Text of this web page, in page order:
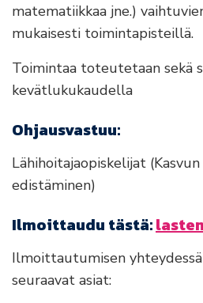
matematiikkaa jne.)
mukaisesti toimintapisteillä.
Toimintaa toteutetaan sekä
kevätlukukaudella
Ohjausvastuu:
Lähihoitajaopiskelijat
edistäminen)
Ilmoittaudu tästä:
Ilmoittautumisen
seuraavat asiat: